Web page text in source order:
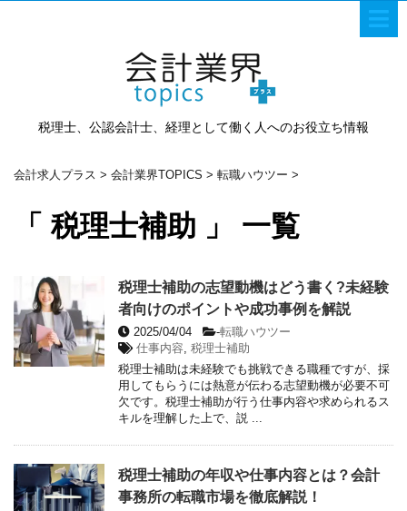
税理士、公認会計士、経理として働く人へのお役立ち情報
会計求人プラス > 会計業界TOPICS > 転職ハウツー >
「 税理士補助 」 一覧
税理士補助の志望動機はどう書く?未経験
者向けのポイントや成功事例を解説
2025/04/04 -転職ハウツー
仕事内容 税理士補助
税理士補助は未経験でも挑戦できる職種ですが、採
用してもらうには熱意が伝わる志望動機が必要不可
欠です。税理士補助が行う仕事内容や求められるス
キルを理解した上で、説 ...
税理士補助の年収や仕事内容とは？会計
事務所の転職市場を徹底解説！